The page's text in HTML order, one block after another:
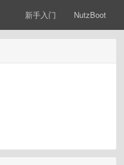
新手入门 NutzBoot